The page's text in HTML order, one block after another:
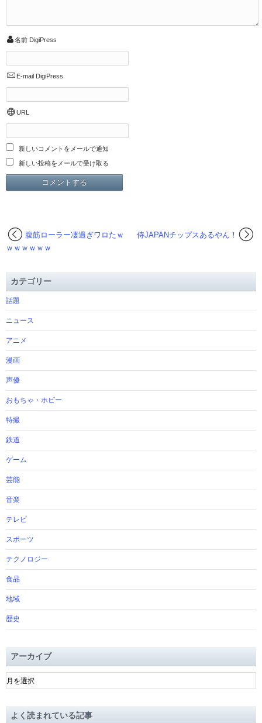
名前 DigiPress
E-mail DigiPress
URL
新しいコメントをメールで通知
新しい投稿をメールで受け取る
侍JAPANチップスあるやん！
腹筋ローラー凄過ぎワロたｗ
ｗｗｗｗｗｗ
カテゴリー
話題
ニュース
アニメ
漫画
声優
おもちゃ・ホビー
特撮
鉄道
ゲーム
芸能
音楽
テレビ
スポーツ
テクノロジー
食品
地域
歴史
アーカイブ
ア
ー
ブよく読まれている記事